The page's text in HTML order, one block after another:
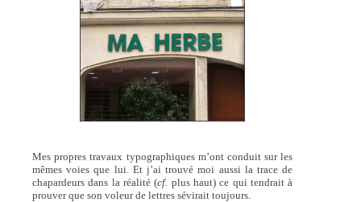
Mes propres travaux typographiques m’ont conduit sur les
mêmes voies que lui. Et j’ai trouvé moi aussi la trace de
chapardeurs dans la réalité (cf. plus haut) ce qui tendrait à
prouver que son voleur de lettres sévirait toujours.